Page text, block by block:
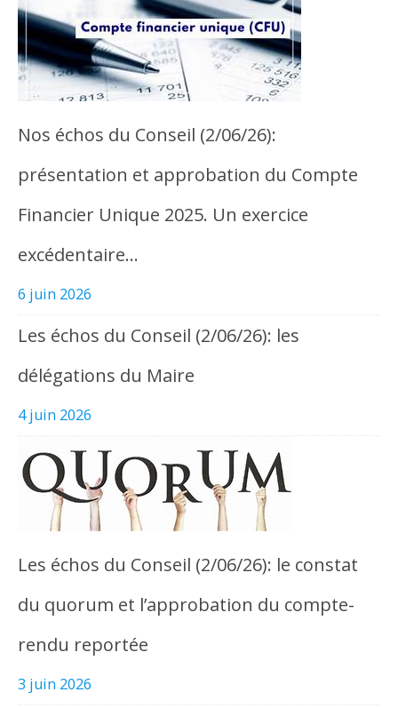
Nos échos du Conseil (2/06/26):
présentation et approbation du Compte
Financier Unique 2025. Un exercice
excédentaire…
6 juin 2026
Les échos du Conseil (2/06/26): les
délégations du Maire
4 juin 2026
Les échos du Conseil (2/06/26): le constat
du quorum et l’approbation du compte-
rendu reportée
3 juin 2026